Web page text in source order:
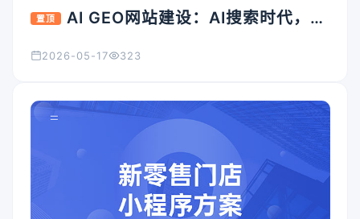
置顶
AI GEO网站建设：AI搜索时代，企
2026-05-17 323